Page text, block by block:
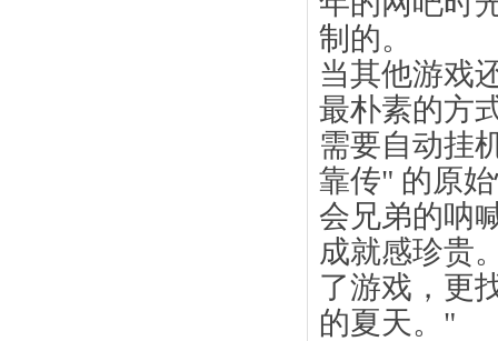
制的。
当其他游戏
最朴素的方
需要自动挂
靠传" 的原
会兄弟的呐
成就感珍贵
了游戏，更
的夏天。"